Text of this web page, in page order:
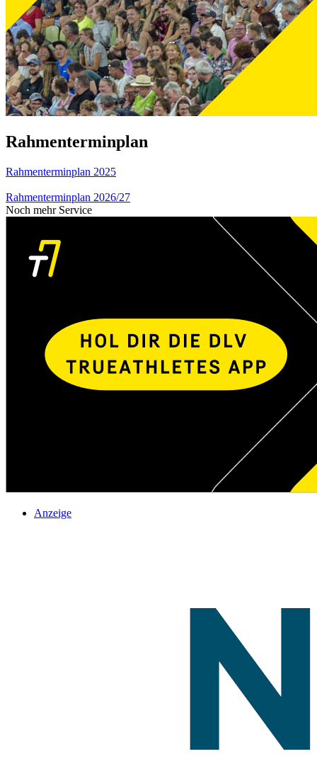
Rahmenterminplan
Rahmenterminplan 2025
Rahmenterminplan 2026/27
Noch mehr Service
Anzeige